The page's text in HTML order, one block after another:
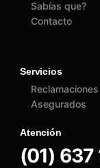
Sabías que?
Contacto
Servicios
Reclamaciones
Asegurados
Atención
(01) 637